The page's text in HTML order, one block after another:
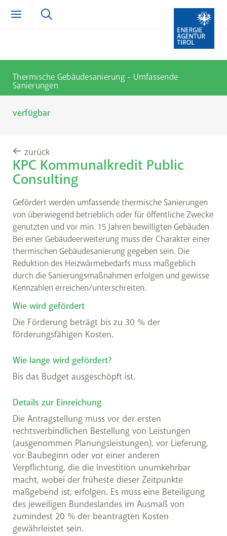
Thermische Gebäudesanierung - Umfassende
Sanierungen
verfügbar
zurück
KPC Kommunalkredit Public
Consulting
Gefördert werden umfassende thermische Sanierungen
von überwiegend betrieblich oder für öffentliche Zwecke
genutzten und vor min. 15 Jahren bewilligten Gebäuden
Bei einer Gebäudeerweiterung muss der Charakter einer
thermischen Gebäudesanierung gegeben sein. Die
Reduktion des Heizwärmebedarfs muss maßgeblich
durch die Sanierungsmaßnahmen erfolgen und gewisse
Kennzahlen erreichen/unterschreiten.
Wie wird gefördert
Die Förderung beträgt bis zu 30 % der
förderungsfähigen Kosten.
Wie lange wird gefördert?
Bis das Budget ausgeschöpft ist.
Details zur Einreichung
Die Antragstellung muss vor der ersten
rechtsverbindlichen Bestellung von Leistungen
(ausgenommen Planungsleistungen), vor Lieferung,
vor Baubeginn oder vor einer anderen
Verpflichtung, die die Investition unumkehrbar
macht, wobei der früheste dieser Zeitpunkte
maßgebend ist, erfolgen. Es muss eine Beteiligung
des jeweiligen Bundeslandes im Ausmaß von
zumindest 20 % der beantragten Kosten
gewährleistet sein.